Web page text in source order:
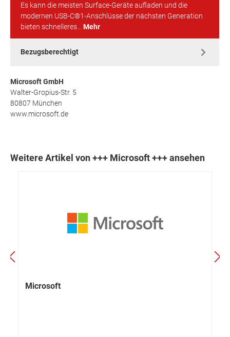
Es kann die meisten Surface-Geräte aufladen und die
modernen USB-C®1-Anschlüsse der nächsten Generation
bieten schnelleres… Mehr
Bezugsberechtigt
Microsoft GmbH
Walter-Gropius-Str. 5
80807 München
www.microsoft.de
Weitere Artikel von +++ Microsoft +++ ansehen
Microsoft